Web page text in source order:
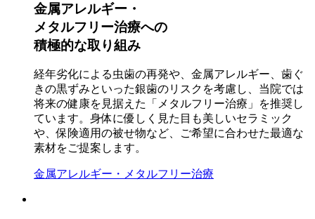
金属アレルギー・
メタルフリー治療への
積極的な取り組み
経年劣化による虫歯の再発や、金属アレルギー、歯ぐ
きの黒ずみといった銀歯のリスクを考慮し、当院では
将来の健康を見据えた「メタルフリー治療」を推奨し
ています。身体に優しく見た目も美しいセラミック
や、保険適用の被せ物など、ご希望に合わせた最適な
素材をご提案します。
金属アレルギー・メタルフリー治療